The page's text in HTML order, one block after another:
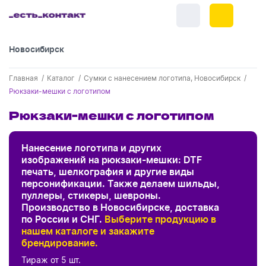
Новосибирск
+7 (383) 255-55-05
Контакты
Каталог
Портфолио
Нанесение логотипа
Подборки и обзоры новинок
Новинки
Новинки одежды
Новинки Электроники
Новинки посуды
Новинки для отдыха
Новинки для дома
Новинки ежедневников и блокнотов
Праздники
8 марта
День влюбленных - 14 февраля
Одежда
Одежда - новинки
Футболки
Мужские футболки
Женские футболки
Поло
Мужское поло
Ручки
Ручки - новинки
Пластиковые ручки
Металлические ручки
Электроника
Электроника - новинки
Аккумуляторы
Посуда и Кухня
Посуда и кухня новинки
Главная Каталог
Сумки с нанесением логотипа, Новосибирск
Рюкзаки-мешки с логотипом
Рюкзаки-мешки с логотипом
Нанесение логотипа и других
изображений на рюкзаки-мешки: DTF
печать, шелкография и другие виды
персонификации. Также делаем шильды,
пуллеры, стикеры, шевроны.
Производство в Новосибирске, доставка
по России и СНГ. Выберите продукцию в
нашем каталоге и закажите
брендирование.
Тираж от 5 шт.
Цвет
белый
хаки
фиолетовый
синий
Бренд
Sol's
Хиты
Новинки
Сначала дешевые
Сначала дорогие